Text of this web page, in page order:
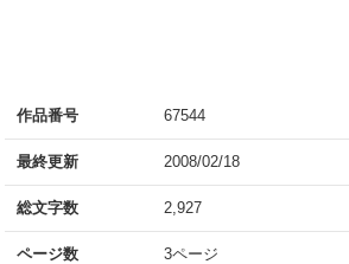
作品番号 67544
最終更新 2008/02/18
総文字数 2,927
ページ数 3ページ